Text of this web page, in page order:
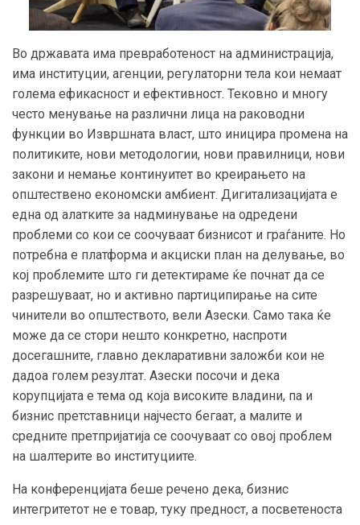
Во државата има превработеност на администрација,
има институции, агенции, регулаторни тела кои немаат
голема ефикасност и ефективност. Тековно и многу
често менување на различни лица на раководни
функции во Извршната власт, што иницира промена на
политиките, нови методологии, нови правилници, нови
закони и немање континуитет во креирањето на
општествено економски амбиент. Дигитализацијата е
една од алатките за надминување на одредени
проблеми со кои се соочуваат бизнисот и граѓаните. Но
потребна е платформа и акциски план на делување, во
кој проблемите што ги детектираме ќе почнат да се
разрешуваат, но и активно партиципирање на сите
чинители во општеството, вели Азески. Само така ќе
може да се стори нешто конкретно, наспроти
досегашните, главно декларативни заложби кои не
дадоа голем резултат. Азески посочи и дека
корупцијата е тема од која високите владини, па и
бизнис претставници најчесто бегаат, а малите и
средните претпријатија се соочуваат со овој проблем
на шалтерите во институциите.
На конференцијата беше речено дека, бизнис
интегритетот не е товар, туку предност, а посветеноста